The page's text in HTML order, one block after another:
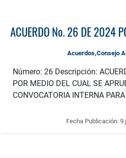
Acuerdos,Consejo
Número: 26 Descripción:
POR MEDIO DEL CUAL SE
CONVOCATORIA INTERNA
Fecha Publicación:9